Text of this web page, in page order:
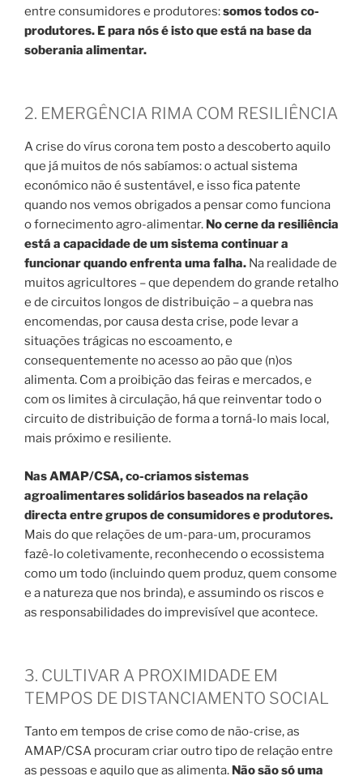
entre consumidores e produtores:somos todos co-
produtores. E para nós é isto que está na base da
soberania alimentar.
2. EMERGÊNCIA RIMA COM RESILIÊNCIA
A crise do vírus corona tem posto a descoberto aquilo
que já muitos de nós sabíamos: o actual sistema
económico não é sustentável, e isso fica patente
quando nos vemos obrigados a pensar como funciona
o fornecimento agro-alimentar. No cerne da resiliência
está a capacidade de um sistema continuar a
funcionar quando enfrenta uma falha. Na realidade de
muitos agricultores – que dependem do grande retalho
e de circuitos longos de distribuição – a quebra nas
encomendas, por causa desta crise, pode levar a
situações trágicas no escoamento, e
consequentemente no acesso ao pão que (n)os
alimenta. Com a proibição das feiras e mercados, e
com os limites à circulação, há que reinventar todo o
circuito de distribuição de forma a torná-lo mais local,
mais próximo e resiliente.
Nas AMAP/CSA, co-criamos sistemas
agroalimentares solidários baseados na relação
directa entre grupos de consumidores e produtores.
Mais do que relações de um-para-um, procuramos
fazê-lo coletivamente, reconhecendo o ecossistema
como um todo (incluindo quem produz, quem consome
e a natureza que nos brinda), e assumindo os riscos e
as responsabilidades do imprevisível que acontece.
3. CULTIVAR A PROXIMIDADE EM
TEMPOS DE DISTANCIAMENTO SOCIAL
Tanto em tempos de crise como de não-crise, as
AMAP/CSA procuram criar outro tipo de relação entre
as pessoas e aquilo que as alimenta. Não são só uma